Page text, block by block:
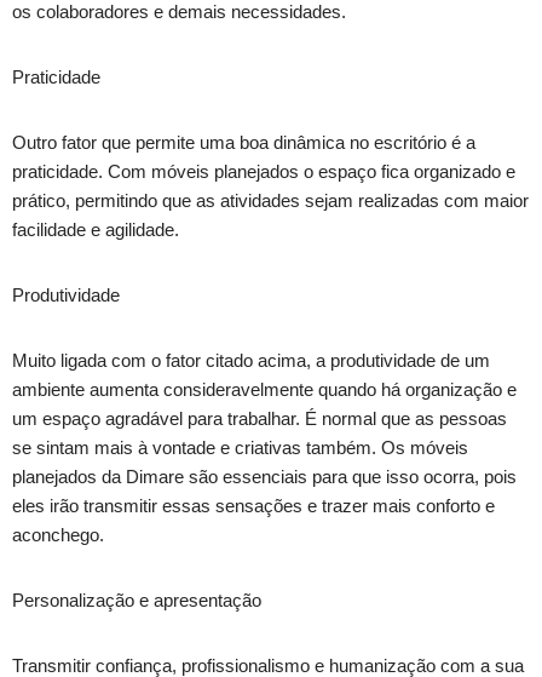
os colaboradores e demais necessidades.
Praticidade
Outro fator que permite uma boa dinâmica no escritório é a
praticidade. Com móveis planejados o espaço fica organizado e
prático, permitindo que as atividades sejam realizadas com maior
facilidade e agilidade.
Produtividade
Muito ligada com o fator citado acima, a produtividade de um
ambiente aumenta consideravelmente quando há organização e
um espaço agradável para trabalhar. É normal que as pessoas
se sintam mais à vontade e criativas também. Os móveis
planejados da Dimare são essenciais para que isso ocorra, pois
eles irão transmitir essas sensações e trazer mais conforto e
aconchego.
Personalização e apresentação
Transmitir confiança, profissionalismo e humanização com a sua